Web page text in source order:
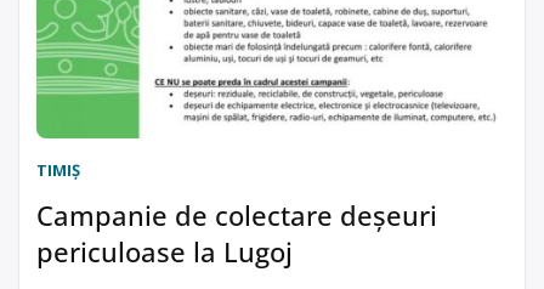
TIMIŞ
Campanie de colectare deșeuri
periculoase la Lugoj